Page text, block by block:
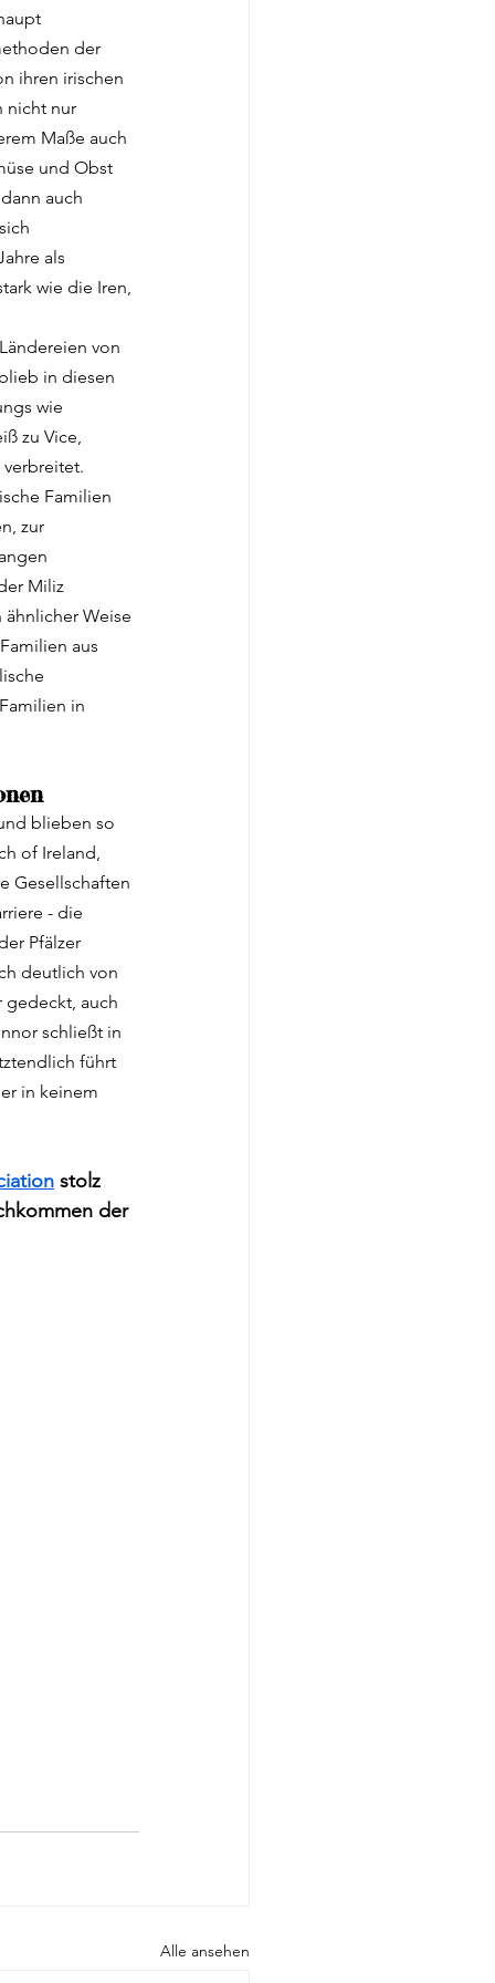
der
ihren irischen
nicht nur
Maße auch
und Obst
auch
als
wie die Iren,
von
in diesen
wie
zu Vice,
verbreitet.
Familien
zur
Miliz
ähnlicher Weise
aus
in
blieben so
of Ireland,
Gesellschaften
- die
Pfälzer
deutlich von
gedeckt, auch
schließt in
führt
in keinem
stolz
der
Alle ansehen